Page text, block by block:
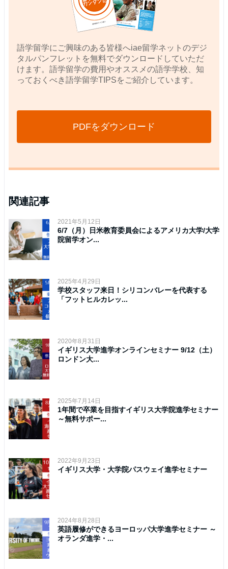
語学留学にご興味のある皆様へiae留学ネットのデジ
タルパンフレットを無料でダウンロードしていただ
けます。語学留学の費用やオススメの語学学校、知
っておくべき語学留学TIPSをご紹介しています。
PDFをダウンロード
関連記事
2021年5月12日
6/7（月）日米教育委員会によるアメリカ大学/大学
院留学オン...
2025年4月29日
学校スタッフ来日！シリコンバレーを代表する
「フットヒルカレッ...
2020年8月31日
イギリス大学進学オンラインセミナー 9/12（土）
ロンドン大...
2025年7月14日
1年間で卒業を目指すイギリス大学院進学セミナー
～無料サポー...
2022年9月23日
イギリス大学・大学院パスウェイ進学セミナー
2024年8月28日
英語履修ができるヨーロッパ大学進学セミナー ～
オランダ進学・...